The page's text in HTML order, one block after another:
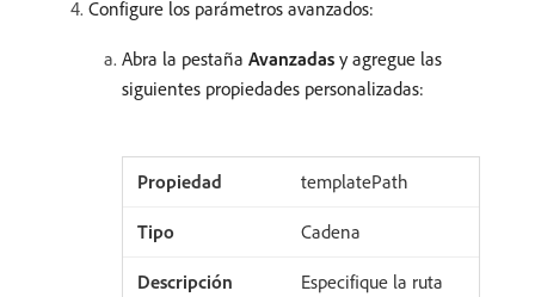
Configure los parámetros avanzados:
Abra la pestaña Avanzadas y agregue las
siguientes propiedades personalizadas:
templatePath
Cadena
Especifique la ruta